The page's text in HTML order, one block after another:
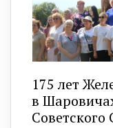
175 лет
в
Советского